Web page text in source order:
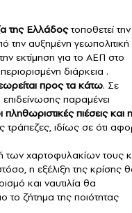
της Ελλάδοςτοποθετεί την
την αυξημένη γεωπολιτική
εκτίμηση για το ΑΕΠ στο
διάρκεια .
προς τα κάτω. Σε
παραμένει
πιέσεις και η
τράπεζες, ιδίως σε ότι
χαρτοφυλακίων τους
η εξέλιξη της κρίσης
και ναυτιλία θα
το ζήτημα της ποιότητας